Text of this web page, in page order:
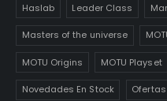
Haslab Leader Class
Masters of the universe
MOTU Origins MOTU Playset
Novedades En Stock